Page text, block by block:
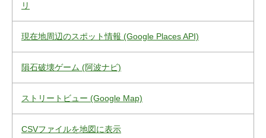
リ
現在地周辺のスポット情報 (Google Places API)
隕石破壊ゲーム (阿波ナビ)
ストリートビュー (Google Map)
CSVファイルを地図に表示